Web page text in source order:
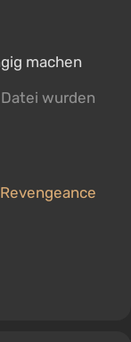
machen
wurden